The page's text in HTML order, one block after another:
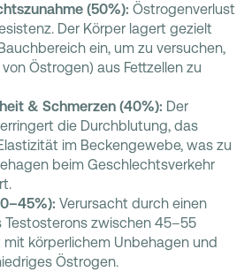
(50%): Östrogenverlust
Der Körper lagert gezielt
ein, um zu versuchen,
Östrogen) aus Fettzellen zu
& Schmerzen (40%): Der
die Durchblutung, das
im Beckengewebe, was zu
beim Geschlechtsverkehr
Verursacht durch einen
Testosterons zwischen 45–55
mit körperlichem Unbehagen und
Östrogen.